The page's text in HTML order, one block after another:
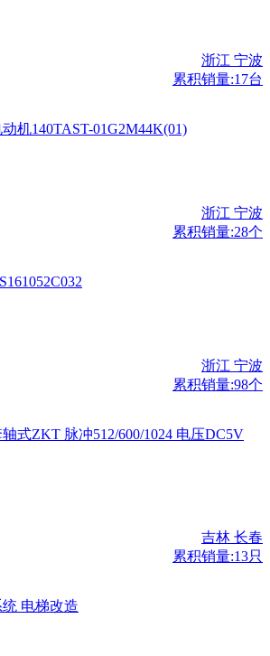
浙江 宁波
累积销量:17台
机140TAST-01G2M44K(01)
浙江 宁波
累积销量:28个
浙江 宁波
累积销量:98个
式ZKT 脉冲512/600/1024 电压DC5V
吉林 长春
累积销量:13只
电梯改造